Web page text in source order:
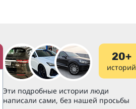
20+
историй
Эти подробные истории люди
написали сами, без нашей просьбы